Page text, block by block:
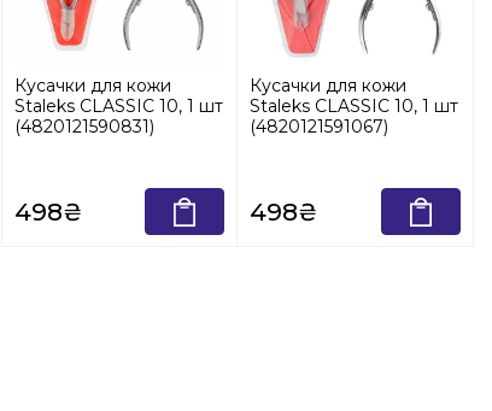
Кусачки для кожи
Staleks CLASSIC 10, 1 шт
(4820121590831)
498₴
Кусачки для кожи
Staleks CLASSIC 10, 1 шт
(4820121591067)
498₴